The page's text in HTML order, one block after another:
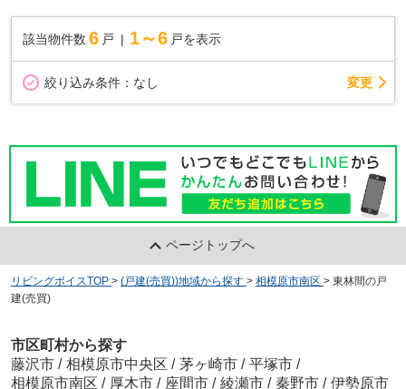
該当物件数 6 戸 1～6 戸を表示
絞り込み条件： なし 変更
ページトップへ
リビングボイスTOP > (戸建(売買))地域から探す > 相模原市南区 > 東林間の戸
建(売買)
市区町村から探す
藤沢市 / 相模原市中央区 / 茅ヶ崎市 / 平塚市 /
相模原市南区 / 厚木市 / 座間市 / 綾瀬市 / 秦野市 / 伊勢原市